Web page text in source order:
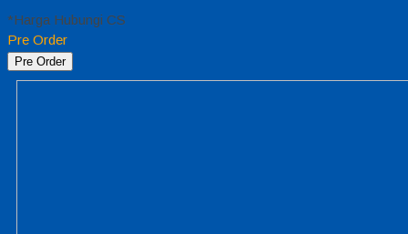
*Harga Hubungi CS
Pre Order
Pre Order